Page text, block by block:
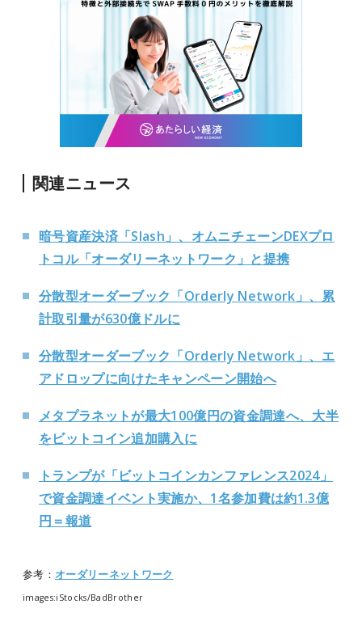
関連ニュース
暗号資産決済「Slash」、オムニチェーンDEXプロ
トコル「オーダリーネットワーク」と提携
分散型オーダーブック「Orderly Network」、累
計取引量が630億ドルに
分散型オーダーブック「Orderly Network」、エ
アドロップに向けたキャンペーン開始へ
メタプラネットが最大100億円の資金調達へ、大半
をビットコイン追加購入に
トランプが「ビットコインカンファレンス2024」
で資金調達イベント実施か、1名参加費は約1.3億
円＝報道
参考： オーダリーネットワーク
images:iStocks/BadBrother